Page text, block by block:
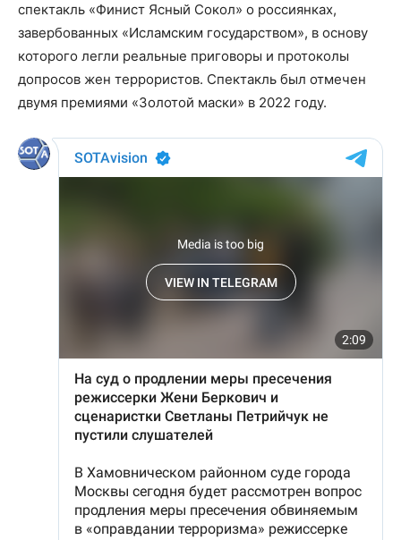
спектакль «Финист Ясный Сокол» о россиянках,
завербованных «Исламским государством», в основу
которого легли реальные приговоры и протоколы
допросов жен террористов. Спектакль был отмечен
двумя премиями «Золотой маски» в 2022 году.